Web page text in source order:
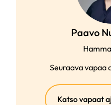
Paavo
Seuraava vapaa
Katso vapaat